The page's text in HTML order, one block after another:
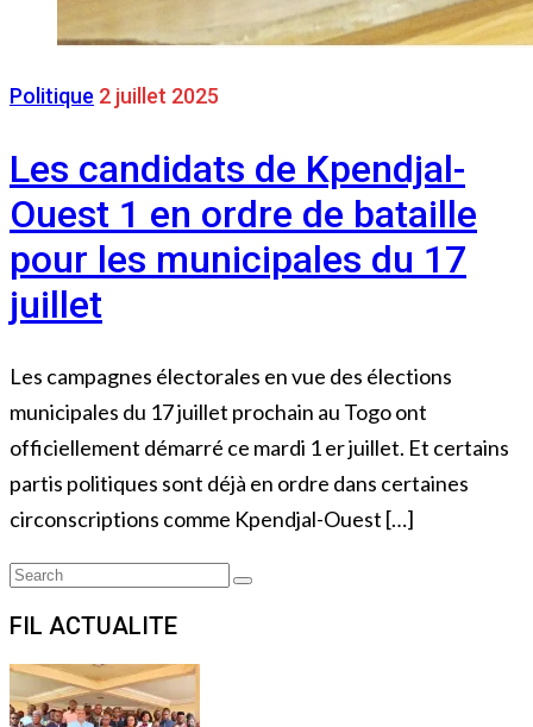
Politique 2 juillet 2025
Les candidats de Kpendjal-
Ouest 1 en ordre de bataille
pour les municipales du 17
juillet
Les campagnes électorales en vue des élections
municipales du 17 juillet prochain au Togo ont
officiellement démarré ce mardi 1 er juillet. Et certains
partis politiques sont déjà en ordre dans certaines
circonscriptions comme Kpendjal-Ouest […]
Search
Search
FIL ACTUALITE